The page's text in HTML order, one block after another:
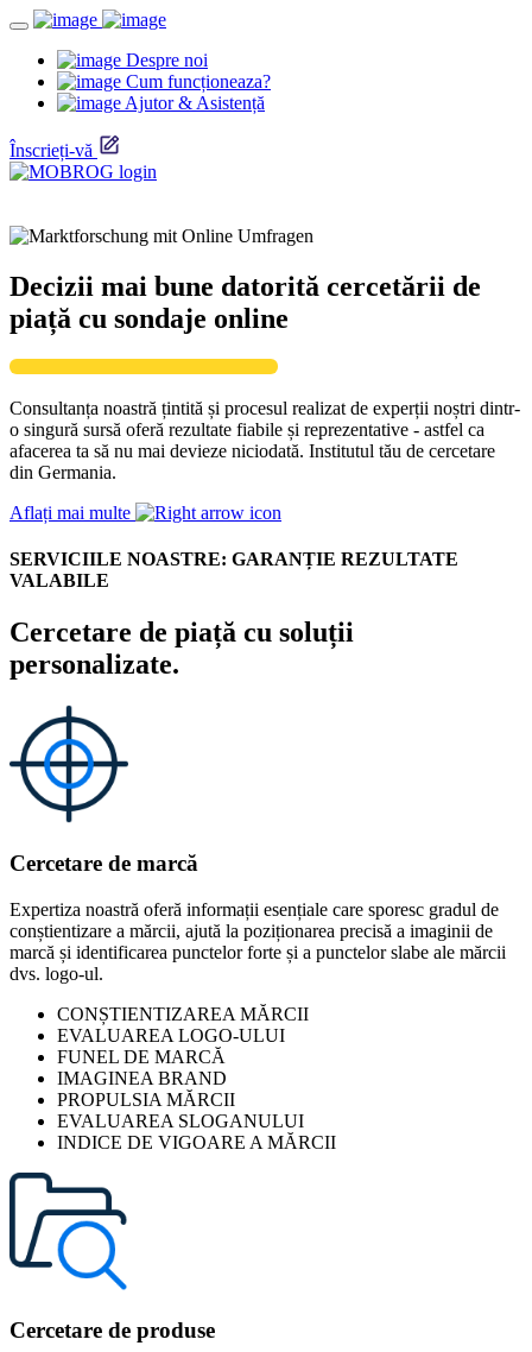
Despre noi
Cum funcționeaza?
Ajutor & Asistență
Înscrieți-vă
Decizii mai bune datorită cercetării de
piață cu sondaje online
Consultanța noastră țintită și procesul realizat de experții noștri dintr-
o singură sursă oferă rezultate fiabile și reprezentative - astfel ca
afacerea ta să nu mai devieze niciodată. Institutul tău de cercetare
din Germania.
Aflați mai multe
SERVICIILE NOASTRE: GARANȚIE REZULTATE
VALABILE
Cercetare de piață cu soluții
personalizate.
Cercetare de marcă
Expertiza noastră oferă informații esențiale care sporesc gradul de
conștientizare a mărcii, ajută la poziționarea precisă a imaginii de
marcă și identificarea punctelor forte și a punctelor slabe ale mărcii
dvs. logo-ul.
CONȘTIENTIZAREA MĂRCII
EVALUAREA LOGO-ULUI
FUNEL DE MARCĂ
IMAGINEA BRAND
PROPULSIA MĂRCII
EVALUAREA SLOGANULUI
INDICE DE VIGOARE A MĂRCII
Cercetare de produse